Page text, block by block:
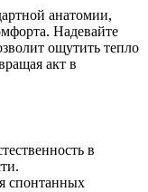
анатомии,
Надевайте
ощутить тепло
акт в
в
спонтанных